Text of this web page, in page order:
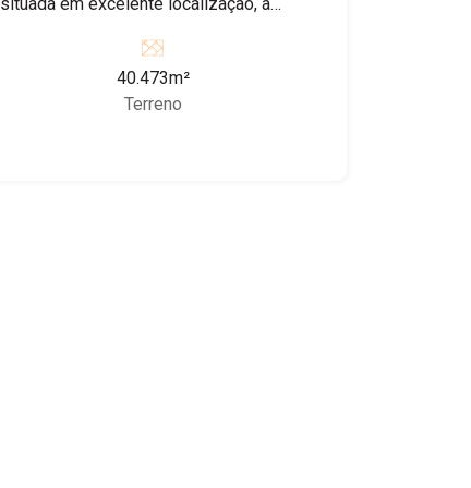
um riacho e dois lagos, proporcionando
abundância de água e um ambiente
40.473m²
Terreno